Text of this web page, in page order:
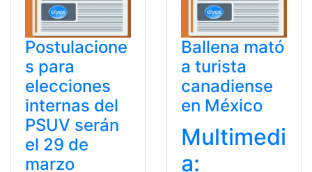
Postulacione
s para
elecciones
internas del
PSUV serán
el 29 de
marzo
Ballena mató
a turista
canadiense
en México
Multimedi
a: